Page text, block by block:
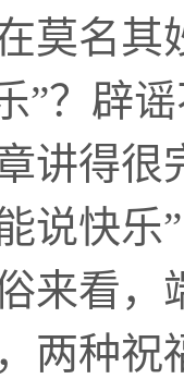
莫名其
”？辟
讲得很
说快乐
来看，
两种祝